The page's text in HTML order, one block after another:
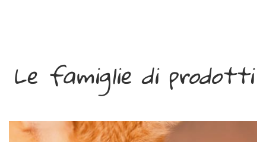
Le famiglie di prodotti